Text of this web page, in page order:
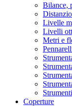
Bilance,
Livelle
Livelli
Metri e
Coperture